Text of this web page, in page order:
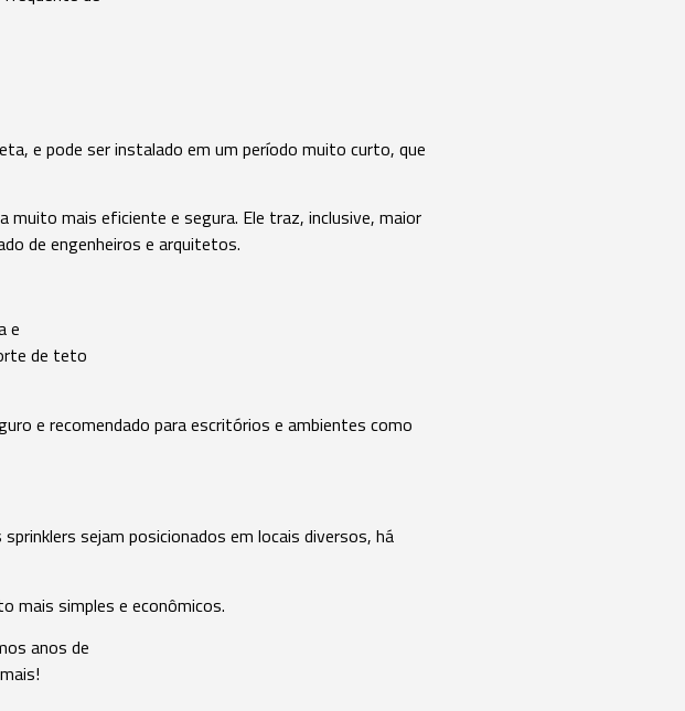
e pode ser instalado em um período muito curto, que
mais eficiente e segura. Ele traz, inclusive, maior
de engenheiros e arquitetos.
e
de teto
e recomendado para escritórios e ambientes como
sejam posicionados em locais diversos, há
mais simples e econômicos.
anos de